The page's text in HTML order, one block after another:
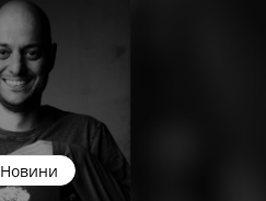
Новини